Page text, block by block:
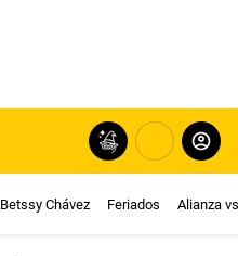
Betssy Chávez Feriados Alianza